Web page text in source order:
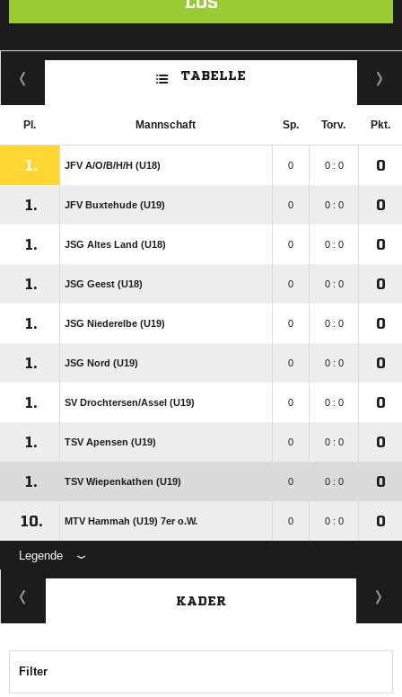
TABELLE
Pl. Mannschaft Sp. Torv. Pkt.
1. JFV A/​O/​B/​H/​H (U18) 0 0 : 0 0
1. JFV Buxtehude (U19) 0 0 : 0 0
1. JSG Altes Land (U18) 0 0 : 0 0
1. JSG Geest (U18) 0 0 : 0 0
1. JSG Niederelbe (U19) 0 0 : 0 0
1. JSG Nord (U19) 0 0 : 0 0
1. SV Drochtersen/​Assel (U19) 0 0 : 0 0
1. TSV Apensen (U19) 0 0 : 0 0
1. TSV Wiepenkathen (U19) 0 0 : 0 0
10. MTV Hammah (U19) 7er o.W. 0 0 : 0 0
Legende
KADER
Filter